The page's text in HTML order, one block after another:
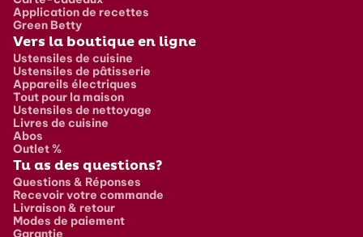
Application de recettes
Green Betty
Vers la boutique en ligne
Ustensiles de cuisine
Ustensiles de pâtisserie
Appareils électriques
Tout pour la maison
Ustensiles de nettoyage
Livres de cuisine
Abos
Outlet %
Tu as des questions?
Questions & Réponses
Recevoir votre commande
Livraison & retour
Modes de paiement
Garantie